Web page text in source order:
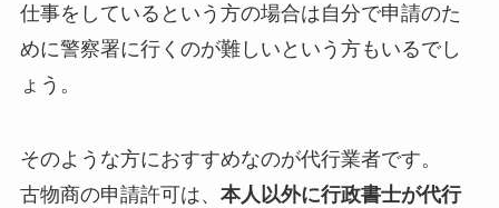
仕事をしているという方の場合は自分で申請のた
めに警察署に行くのが難しいという方もいるでし
ょう。
そのような方におすすめなのが代行業者です。
古物商の申請許可は、 本人以外に行政書士が代行